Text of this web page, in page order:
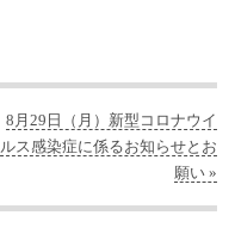
8月29日（月）新型コロナウイ
ルス感染症に係るお知らせとお
願い »